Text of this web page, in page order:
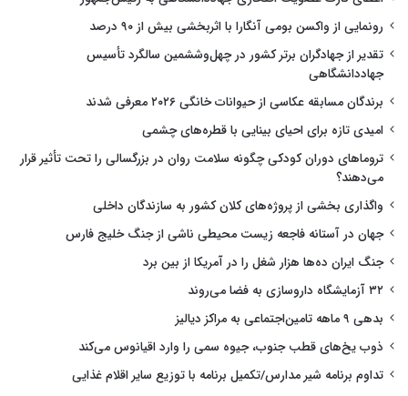
رونمایی از واکسن بومی آنگارا با اثربخشی بیش از ۹۰ درصد
تقدیر از جهادگران برتر کشور در چهل‌وششمین سالگرد تأسیس
جهاددانشگاهی
برندگان مسابقه عکاسی از حیوانات خانگی ۲۰۲۶ معرفی شدند
امیدی تازه برای احیای بینایی با قطره‌های چشمی
تروماهای دوران کودکی چگونه سلامت روان در بزرگسالی را تحت تأثیر قرار
می‌دهند؟
واگذاری بخشی از پروژه‌های کلان کشور به سازندگان داخلی
جهان در آستانه فاجعه زیست محیطی ناشی از جنگ خلیج فارس
جنگ ایران ده‌ها هزار شغل را در آمریکا از بین برد
۳۲ آزمایشگاه داروسازی به فضا می‌روند
بدهی ۹ ماهه تامین‌اجتماعی به مراکز دیالیز
ذوب یخ‌های قطب جنوب، جیوه سمی را وارد اقیانوس می‌کند
تداوم برنامه شیر مدارس/تکمیل برنامه با توزیع سایر اقلام غذایی